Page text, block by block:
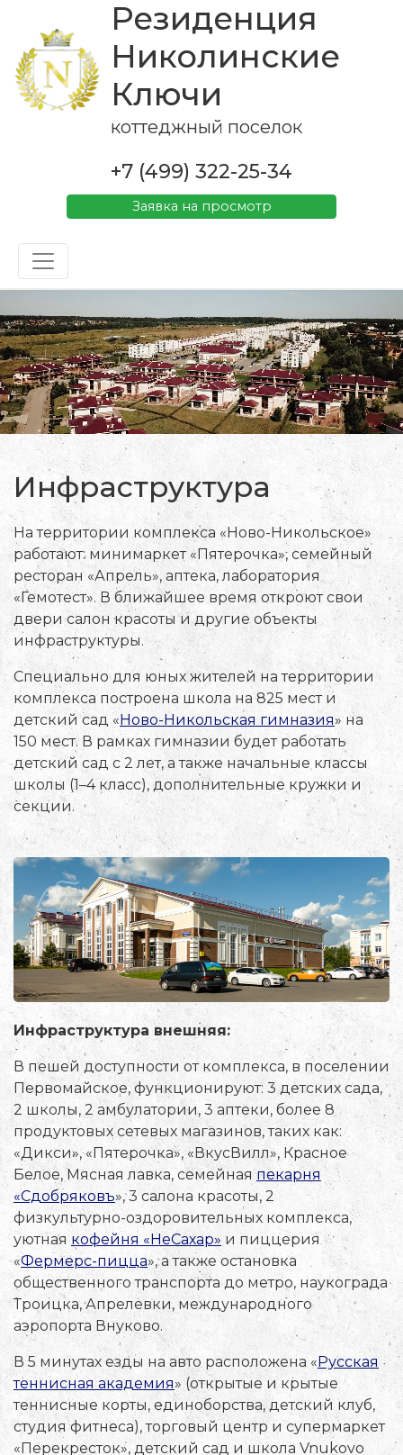
Резиденция
Николинские
Ключи
коттеджный поселок
+7 (499) 322-25-34
Заявка на просмотр
Инфраструктура
На территории комплекса «Ново-Никольское»
работают: минимаркет «Пятерочка», семейный
ресторан «Апрель», аптека, лаборатория
«Гемотест». В ближайшее время откроют свои
двери салон красоты и другие объекты
инфраструктуры.
Специально для юных жителей на территории
комплекса построена школа на 825 мест и
детский сад « Ново-Никольская гимназия» на
150 мест. В рамках гимназии будет работать
детский сад с 2 лет, а также начальные классы
школы (1–4 класс), дополнительные кружки и
секции.
Инфраструктура внешняя:
В пешей доступности от комплекса, в поселении
Первомайское, функционируют: 3 детских сада,
2 школы, 2 амбулатории, 3 аптеки, более 8
продуктовых сетевых магазинов, таких как:
«Дикси», «Пятерочка», «ВкусВилл», Красное
Белое, Мясная лавка, семейная пекарня
«Сдобряковъ», 3 салона красоты, 2
физкультурно-оздоровительных комплекса,
уютная кофейня «НеСахар» и пиццерия
«Фермерс-пицца», а также остановка
общественного транспорта до метро, наукограда
Троицка, Апрелевки, международного
аэропорта Внуково.
В 5 минутах езды на авто расположена «Русская
теннисная академия» (открытые и крытые
теннисные корты, единоборства, детский клуб,
студия фитнеса), торговый центр и супермаркет
«Перекресток», детский сад и школа Vnukovo